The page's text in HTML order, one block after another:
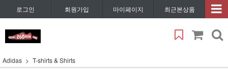
로그인 회원가입 마이페이지 최근본상품
Adidas T-shirts & Shirts